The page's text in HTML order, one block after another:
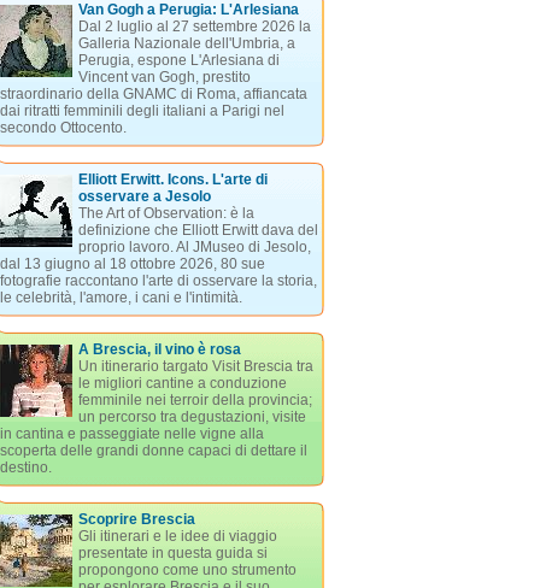
Van Gogh a Perugia: L'Arlesiana
Dal 2 luglio al 27 settembre 2026 la
Galleria Nazionale dell'Umbria, a
Perugia, espone L'Arlesiana di
Vincent van Gogh, prestito
straordinario della GNAMC di Roma, affiancata
dai ritratti femminili degli italiani a Parigi nel
secondo Ottocento.
Elliott Erwitt. Icons. L'arte di
osservare a Jesolo
The Art of Observation: è la
definizione che Elliott Erwitt dava del
proprio lavoro. Al JMuseo di Jesolo,
dal 13 giugno al 18 ottobre 2026, 80 sue
fotografie raccontano l'arte di osservare la storia,
le celebrità, l'amore, i cani e l'intimità.
A Brescia, il vino è rosa
Un itinerario targato Visit Brescia tra
le migliori cantine a conduzione
femminile nei terroir della provincia;
un percorso tra degustazioni, visite
in cantina e passeggiate nelle vigne alla
scoperta delle grandi donne capaci di dettare il
destino.
Scoprire Brescia
Gli itinerari e le idee di viaggio
presentate in questa guida si
propongono come uno strumento